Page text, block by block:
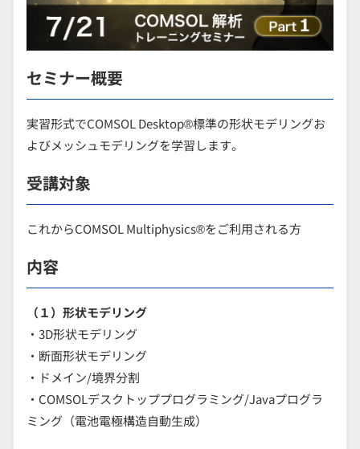
セミナー概要
実習形式でCOMSOL Desktop®標準の形状モデリングお
よびメッシュモデリングを学習します。
受講対象
これからCOMSOL Multiphysics®をご利用される方
内容
（１）形状モデリング
・3D形状モデリング
・断面形状モデリング
・ドメイン/境界分割
・COMSOLデスクトッププログラミング/Javaプログラ
ミング（電池電極構造自動生成）